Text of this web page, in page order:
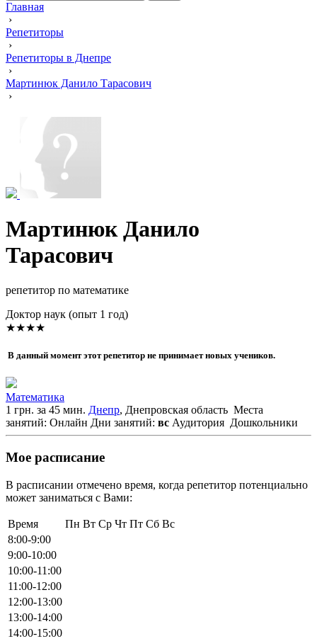
Главная
›
Репетиторы
›
Репетиторы в Днепре
›
Мартинюк Данило Тарасович
›
Мартинюк Данило
Тарасович
репетитор по математике
Доктор наук (опыт 1 год)
★★★★
В данный момент этот репетитор не принимает новых учеников.
Математика
1 грн. за 45 мин. Днепр, Днепровская область Места
занятий: Онлайн Дни занятий: вс Аудитория Дошкольники
Мое расписание
В расписании отмечено время, когда репетитор потенциально
может заниматься с Вами:
Время Пн Вт Ср Чт Пт Сб Вс
8:00-9:00
9:00-10:00
10:00-11:00
11:00-12:00
12:00-13:00
13:00-14:00
14:00-15:00